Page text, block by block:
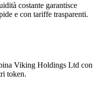
costante garantisce
e con tariffe trasparenti.
Viking Holdings Ltd con
token.